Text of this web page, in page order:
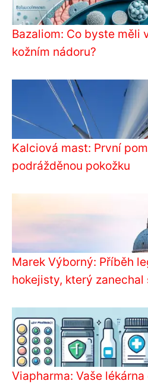
Bazaliom: Co byste měli
kožním nádoru?
Kalciová mast: První
podrážděnou pokožku
Marek Výborný: Příběh
hokejisty, který
Viapharma: Vaše lékárna